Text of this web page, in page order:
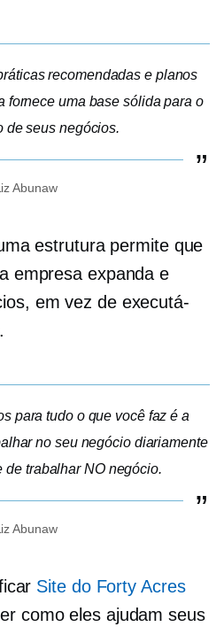
recomendadas e planos
fornece uma base sólida para o
de seus negócios.
Abunaw
estrutura permite que
empresa expanda e
em vez de executá-
para tudo o que você faz é a
no seu negócio diariamente
de trabalhar NO negócio.
Abunaw
Site do Forty Acres
como eles ajudam seus